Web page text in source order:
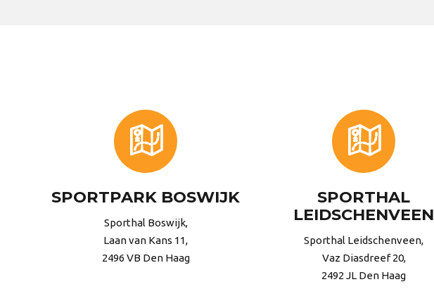
SPORTPARK BOSWIJK
Sporthal Boswijk,
Laan van Kans 11,
2496 VB Den Haag
SPORTHAL
LEIDSCHENVEEN
Sporthal Leidschenveen,
Vaz Diasdreef 20,
2492 JL Den Haag